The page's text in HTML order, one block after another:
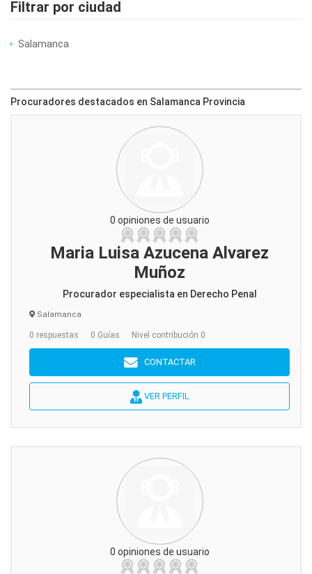
Filtrar por ciudad
Salamanca
Procuradores destacados en Salamanca Provincia
0 opiniones de usuario
Maria Luisa Azucena Alvarez
Muñoz
Procurador especialista en Derecho Penal
Salamanca
0 respuestas 0 Guías Nivel contribución 0
CONTACTAR
VER PERFIL
0 opiniones de usuario